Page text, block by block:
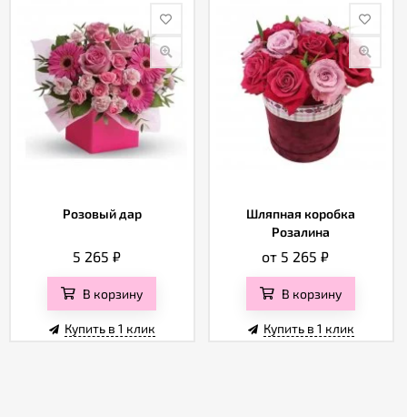
Розовый дар
5 265 ₽
В корзину
Купить в 1 клик
Шляпная коробка
Розалина
от 5 265₽
В корзину
Купить в 1 клик